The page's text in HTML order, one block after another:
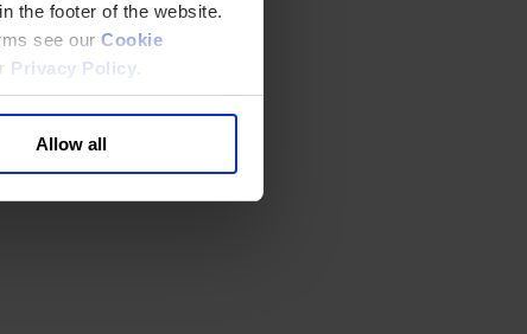
the footer of the website.
see our Cookie
Privacy Policy
Allow all